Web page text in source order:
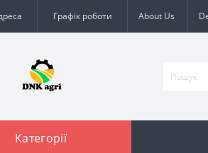
Графік роботи About Us
Категорії